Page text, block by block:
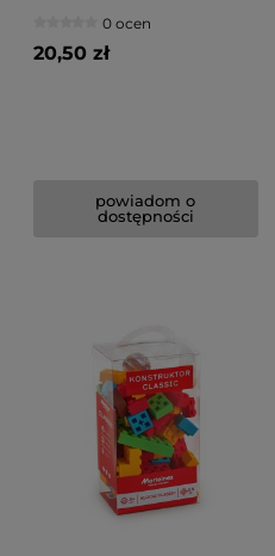
0 ocen
20,50 zł
powiadom o
dostępności